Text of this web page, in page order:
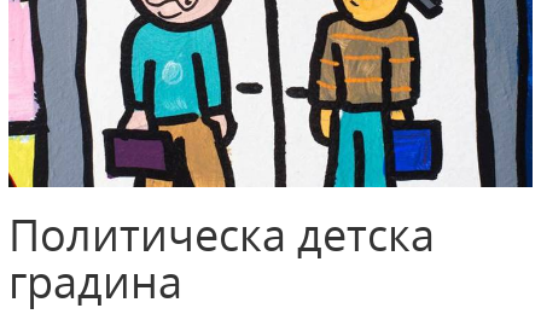
Политическа детска
градина